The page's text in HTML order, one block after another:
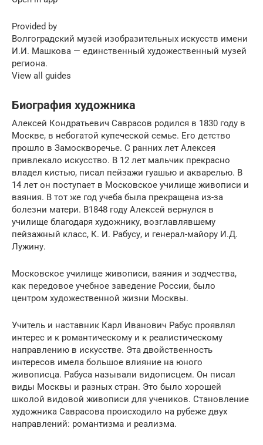
Provided by
Волгоградский музей изобразительных искусств имени
И.И. Машкова — единственный художественный музей
региона.
View all guides
Биография художника
Алексей Кондратьевич Саврасов родился в 1830 году в
Москве, в небогатой купеческой семье. Его детство
прошло в Замоскворечье. С ранних лет Алексея
привлекало искусство. В 12 лет мальчик прекрасно
владел кистью, писал пейзажи гуашью и акварелью. В
14 лет он поступает в Московское училище живописи и
ваяния. В тот же год учеба была прекращена из-за
болезни матери. В1848 году Алексей вернулся в
училище благодаря художнику, возглавлявшему
пейзажный класс, К. И. Рабусу, и генерал-майору И.Д.
Лужину.
Московское училище живописи, ваяния и зодчества,
как передовое учебное заведение России, было
центром художественной жизни Москвы.
Учитель и наставник Карл Иванович Рабус проявлял
интерес и к романтическому и к реалистическому
направлению в искусстве. Эта двойственность
интересов имела большое влияние на юного
живописца. Рабуса называли видописцем. Он писал
виды Москвы и разных стран. Это было хорошей
школой видовой живописи для учеников. Становление
художника Саврасова происходило на рубеже двух
направлений: романтизма и реализма.